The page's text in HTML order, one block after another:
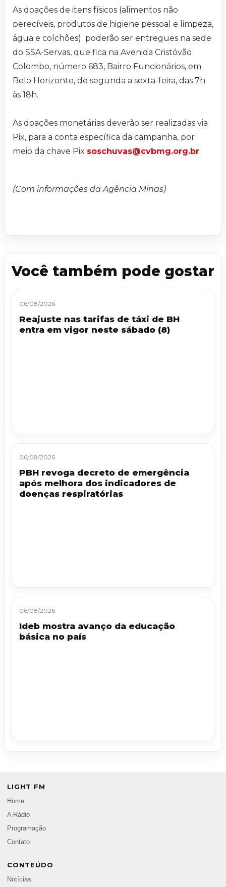
As doações de itens físicos (alimentos não
perecíveis, produtos de higiene pessoal e limpeza,
água e colchões) poderão ser entregues na sede
do SSA-Servas, que fica na Avenida Cristóvão
Colombo, número 683, Bairro Funcionários, em
Belo Horizonte, de segunda a sexta-feira, das 7h
às 18h.
As doações monetárias deverão ser realizadas via
Pix, para a conta específica da campanha, por
meio da chave Pix soschuvas@cvbmg.org.br.
(Com informações da Agência Minas)
Você também pode gostar
06/08/2026
Reajuste nas tarifas de táxi de BH
entra em vigor neste sábado (8)
06/08/2026
PBH revoga decreto de emergência
após melhora dos indicadores de
doenças respiratórias
06/08/2026
Ideb mostra avanço da educação
básica no país
LIGHT FM
Home
A Rádio
Programação
Contato
CONTEÚDO
Notícias